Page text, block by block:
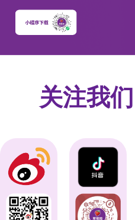
关注我们